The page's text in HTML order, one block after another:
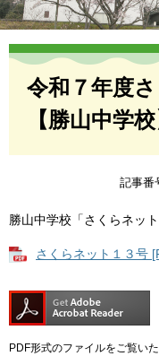
本
令和７年度
【勝山中学校
記事番
勝山中学校「さくらネッ
さくらネット１３号
PDF形式のファイルをご覧い